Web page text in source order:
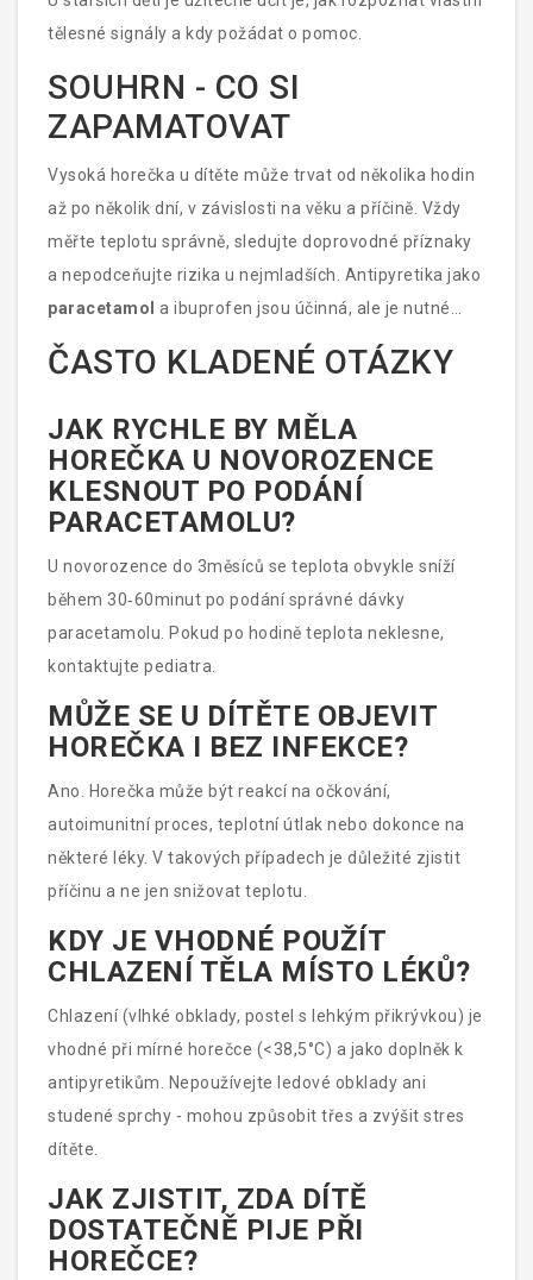
tělesné signály a kdy požádat o pomoc.
SOUHRN - CO SI
ZAPAMATOVAT
Vysoká horečka u dítěte může trvat od několika hodin
až po několik dní, v závislosti na věku a příčině. Vždy
měřte teplotu správně, sledujte doprovodné příznaky
a nepodceňujte rizika u nejmladších. Antipyretika jako
paracetamol a ibuprofen jsou účinná, ale je nutné
dodržet dávkování. Pokud se objeví výše uvedené
varovné signály, neváhejte zavolat pediatra.
ČASTO KLADENÉ OTÁZKY
JAK RYCHLE BY MĚLA
HOREČKA U NOVOROZENCE
KLESNOUT PO PODÁNÍ
PARACETAMOLU?
U novorozence do 3měsíců se teplota obvykle sníží
během 30‑60minut po podání správné dávky
paracetamolu. Pokud po hodině teplota neklesne,
kontaktujte pediatra.
MŮŽE SE U DÍTĚTE OBJEVIT
HOREČKA I BEZ INFEKCE?
Ano. Horečka může být reakcí na očkování,
autoimunitní proces, teplotní útlak nebo dokonce na
některé léky. V takových případech je důležité zjistit
příčinu a ne jen snižovat teplotu.
KDY JE VHODNÉ POUŽÍT
CHLAZENÍ TĚLA MÍSTO LÉKŮ?
Chlazení (vlhké obklady, postel s lehkým přikrývkou) je
vhodné při mírné horečce (<38,5°C) a jako doplněk k
antipyretikům. Nepoužívejte ledové obklady ani
studené sprchy - mohou způsobit třes a zvýšit stres
dítěte.
JAK ZJISTIT, ZDA DÍTĚ
DOSTATEČNĚ PIJE PŘI
HOREČCE?